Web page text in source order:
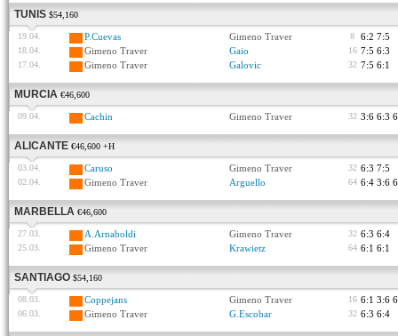
TUNIS $54,160
19.04. P.Cuevas Gimeno Traver 8 6:2 7:5
18.04. Gimeno Traver Gaio 16 7:5 6:3
17.04. Gimeno Traver Galovic 32 7:5 6:1
MURCIA €46,600
09.04. Cachin Gimeno Traver 32 3:6 6:3
ALICANTE €46,600 +H
03.04. Caruso Gimeno Traver 32 6:3 7:5
02.04. Gimeno Traver Arguello 64 6:4 3:6
MARBELLA €46,600
27.03. A.Arnaboldi Gimeno Traver 32 6:3 6:4
25.03. Gimeno Traver Krawietz 64 6:1 6:1
SANTIAGO $54,160
08.03. Coppejans Gimeno Traver 16 6:1 3:6
06.03. Gimeno Traver G.Escobar 32 6:3 6:4